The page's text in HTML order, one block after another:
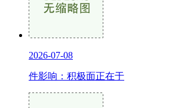
2026-07-08
件影响：积极面正在于